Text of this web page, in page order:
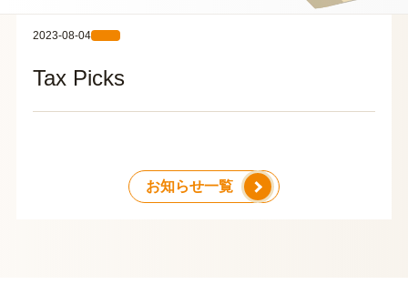
2023-08-04
Tax Picks
お知らせ一覧